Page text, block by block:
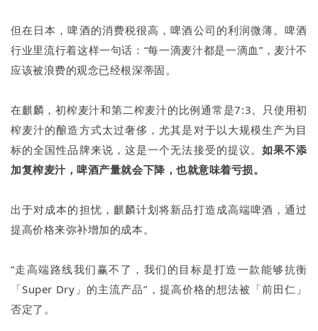
但在日本，啤酒的消费税很高，啤酒公司的利润微薄。啤酒
行业里流行着这样一句话：“每一滴麦汁都是一滴血”，麦汁不
应该被浪费的观念已经根深蒂固。
在麒麟，初榨麦汁和第二榨麦汁的比例通常是7:3。只使用初
榨麦汁的酿造方式太过奢侈，尤其是对于以大规模生产为目
标的全国性品牌来说，这是一个无法接受的提议。如果不添
加复榨麦汁，啤酒产量就会下降，也就意味着亏损。
出于对成本的担忧，麒麟计划将新品打造成高端啤酒，通过
提高价格来弥补增加的成本。
“走高端路线我们赢不了，我们的目标是打造一款能够抗衡
「Super Dry」的主流产品”，提高价格的想法被「前田仁」
否定了。